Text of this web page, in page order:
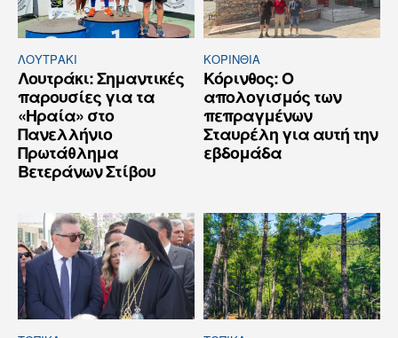
ΛΟΥΤΡΆΚΙ
Λουτράκι: Σημαντικές
παρουσίες για τα
«Ηραία» στο
Πανελλήνιο
Πρωτάθλημα
Βετεράνων Στίβου
ΚΟΡΙΝΘΊΑ
Κόρινθος: Ο
απολογισμός των
πεπραγμένων
Σταυρέλη για αυτή την
εβδομάδα